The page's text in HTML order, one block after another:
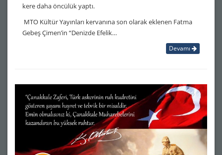
kere daha öncülük yaptı.
MTO Kültür Yayınları kervanına son olarak eklenen Fatma
Gebeş Çimen’in “Denizde Efelik…
Devamı